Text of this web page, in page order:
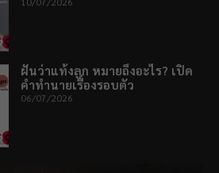
ฝันว่าแท้งลูก หมายถึงอะไร? เปิด
คำทำนายเรื่องรอบตัว
06/07/2026